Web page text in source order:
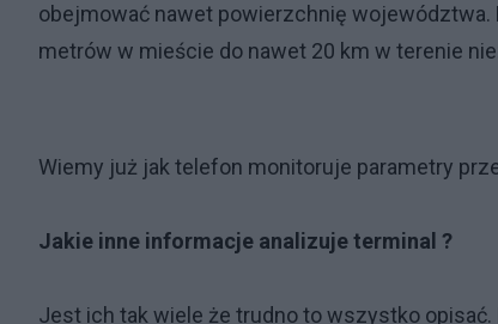
obejmować nawet powierzchnię
metrów w mieście do nawet 20 km w terenie
Wiemy już jak telefon monitoruje parametry
Jakie inne informacje analizuje terminal ?
Jest ich tak wiele że trudno to wszystko